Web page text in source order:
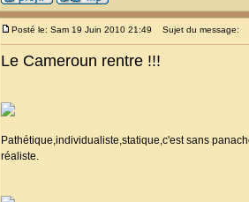
Posté le: Sam 19 Juin 2010 21:49 Sujet du message:
Le Cameroun rentre !!!
Pathétique,individualiste,statique,c'est sans
réaliste.